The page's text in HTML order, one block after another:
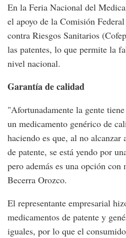
En la Feria Nacional del
el apoyo de la Comisión
contra Riesgos Sanitarios
las patentes, lo que permite la
nivel nacional.
Garantía de calidad
"Afortunadamente la gente
un medicamento genérico de
haciendo es que, al no
de patente, se está yendo por
pero además es una opción
Becerra Orozco.
El representante empresarial
medicamentos de patente y
iguales, por lo que el